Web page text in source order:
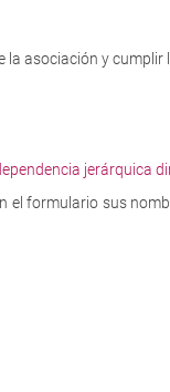
asociación y cumplir
jerárquica
el formulario sus